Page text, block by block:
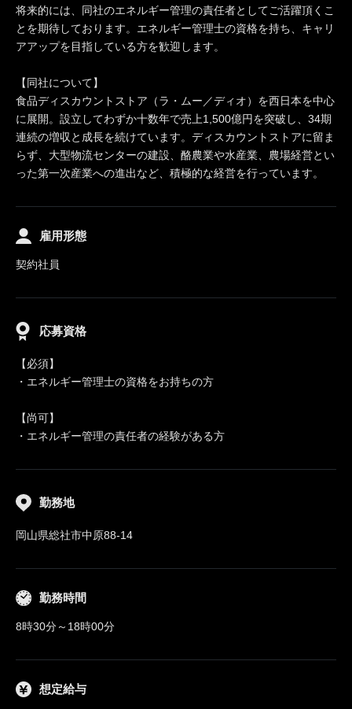
将来的には、同社のエネルギー管理の責任者としてご活躍頂くこ
とを期待しております。エネルギー管理士の資格を持ち、キャリ
アアップを目指している方を歓迎します。
【同社について】
食品ディスカウントストア（ラ・ムー／ディオ）を西日本を中心
に展開。設立してわずか十数年で売上1,500億円を突破し、34期
連続の増収と成長を続けています。ディスカウントストアに留ま
らず、大型物流センターの建設、酪農業や水産業、農場経営とい
った第一次産業への進出など、積極的な経営を行っています。
雇用形態
契約社員
応募資格
【必須】
・エネルギー管理士の資格をお持ちの方
【尚可】
・エネルギー管理の責任者の経験がある方
勤務地
岡山県総社市中原88-14
勤務時間
8時30分～18時00分
想定給与